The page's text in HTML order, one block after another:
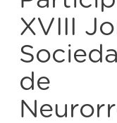
XVIII
de